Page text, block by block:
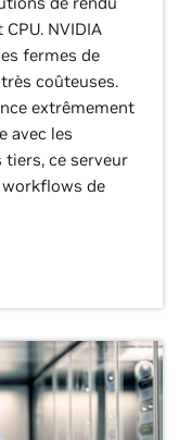
NVIDIA
fermes de
coûteuses.
extrêmement
avec les
tiers, ce serveur
workflows de